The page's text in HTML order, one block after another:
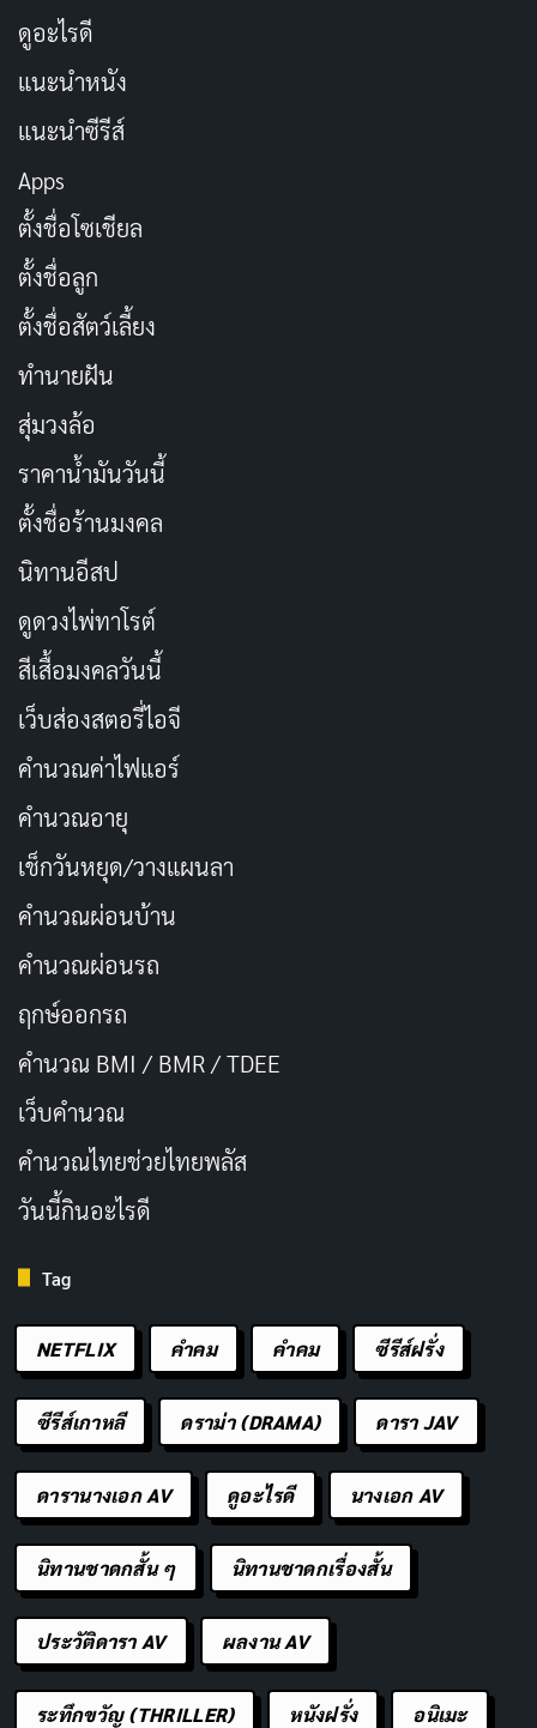
ตามาแล้ว แต่ความโดดเด่นของ Khakee: The Bengal
Chapter อยู่ที่การเล่าเรื่องที่ทรงพลังและชัดเจน ทุกตอน
สามารถดึงดูดผู้ชมให้ติดตามต่อเนื่อง ด้วยการดำเนินเรื่องที่
รวดเร็ว ฉากแอ็กชั่นที่สมจริง และการหักเหลี่ยมเฉือนคมที่
น่าตื่นเต้น
ซีรีส์สามารถนำเสนอวัฒนธรรมและภาษาท้องถิ่นของ
เบงกอลได้อย่างลงตัว แม้ตัวละครบางตัวจะใช้ภาษาฮินดี
เป็นหลัก แต่ก็มีนักแสดงที่พูดภาษาเบงกาลีได้อย่างเป็น
ธรรมชาติ ช่วยเพิ่มความสมจริงและความน่าเชื่อถือให้กับ
เรื่องราวอย่างมาก
การดำเนินเรื่องในตอนท้ายสร้างความประทับใจและลุ้น
โดยรวมแล้วยังคงความน่าสนใจไว้ได้อย่างเหนียวแน่น ซึ่ง
อาจส่งผลให้ผู้ชมอยากติดตามชมภาคต่อไปอย่างแน่นอน
Khakee: The Bengal Chapter เป็นซีรีส์ที่นอกจากจะมอบ
ความบันเทิงแล้ว ยังสะท้อนปัญหาสังคมและการเมืองอย่าง
จริงจัง การแสดงที่ยอดเยี่ยม การดำเนินเรื่องที่เข้มข้น และ
แบบต่อเนื่องอย่างมาก หากคุณชื่นชอบซีรีส์แนวตำรวจ
ปะทะการเมือง คุณไม่ควรพลาดเรื่องนี้
อย่าลืมแชร์บทความนี้และแสดงความคิดเห็นด้านล่าง คุณ
คิดอย่างไรกับซีรีส์นี้? ชอบตัวละครไหนมากที่สุด?
ชื่อเรื่องในภาษาไทย
ประเภท: อาชญากรรม, ระทึกขวัญ, แอ็คชั่น
วันที่ออกอากาศ: 20 มีนาคม 2025
นักแสดงนำ
: Jeet, Prosenjit Chatterjee,
Parambrata Chattopadhyay, Chitrangda Singh
ผู้กำกับ: Debatma Mandal, Tushar Kanti Ray
จำนวนตอน/ความยาว: 7 ตอน
เรตติ้ง IMDb: 7.4/10
ช่องทางการดู:Netflix
ดูอะไรดี
แนะนำหนัง
แนะนำซีรีส์
Apps
ตั้งชื่อโซเชียล
ตั้งชื่อลูก
ตั้งชื่อสัตว์เลี้ยง
ทำนายฝัน
สุ่มวงล้อ
ราคาน้ำมันวันนี้
ตั้งชื่อร้านมงคล
นิทานอีสป
ดูดวงไพ่ทาโรต์
สีเสื้อมงคลวันนี้
เว็บส่องสตอรี่ไอจี
คำนวณค่าไฟแอร์
คำนวณอายุ
เช็กวันหยุด/วางแผนลา
คำนวณผ่อนบ้าน
คำนวณผ่อนรถ
ฤกษ์ออกรถ
คำนวณ BMI / BMR / TDEE
เว็บคํานวณ
คํานวณไทยช่วยไทยพลัส
วันนี้กินอะไรดี
Tag
NETFLIX คำคม คําคม ซีรีส์ฝรั่ง
ซีรีส์เกาหลี ดราม่า (DRAMA) ดารา JAV
ดารานางเอก AV ดูอะไรดี นางเอก AV
นิทานชาดกสั้น ๆ นิทานชาดกเรื่องสั้น
ประวัติดารา AV ผลงาน AV
ระทึกขวัญ (THRILLER) หนังฝรั่ง อนิเมะ